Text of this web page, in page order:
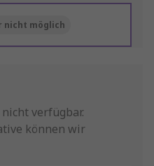
nicht möglich
verfügbar.
können wir